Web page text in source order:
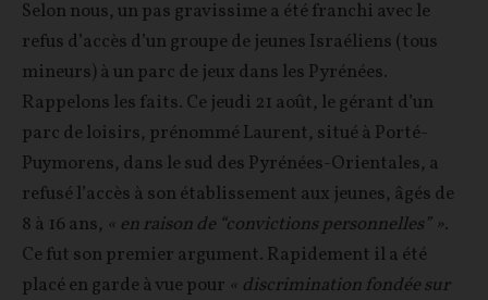
Selon nous, un pas gravissime a été franchi avec le
refus d’accès d’un groupe de jeunes Israéliens (tous
mineurs) à un parc de jeux dans les Pyrénées.
Rappelons les faits. Ce jeudi 21 août, le gérant d’un
parc de loisirs, prénommé Laurent, situé à Porté-
Puymorens, dans le sud des Pyrénées-Orientales, a
refusé l’accès à son établissement aux jeunes, âgés de
8 à 16 ans, « en raison de “convictions personnelles” ».
Ce fut son premier argument. Rapidement il a été
placé en garde à vue pour « discrimination fondée sur